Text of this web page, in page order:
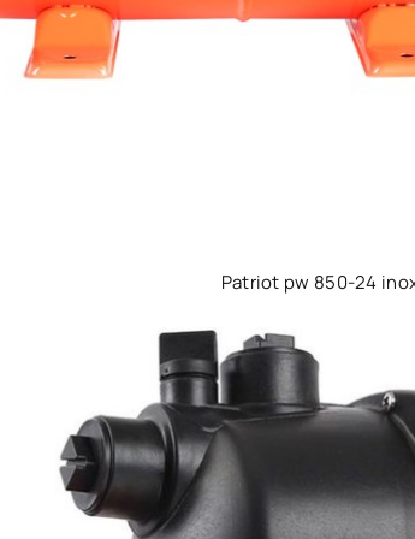
Patriot pw 850-24